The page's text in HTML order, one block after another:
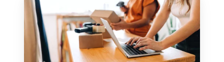
commerce
Shopify:
solutions
pour